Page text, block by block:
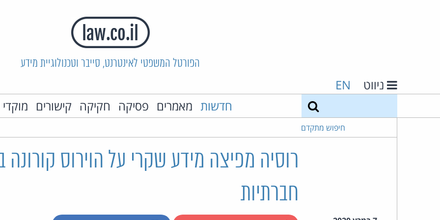
הפורטל המשפטי לאינטרנט, סייבר וטכנולוגיית מידע
ניווט EN
חדשות מאמרים פסיקה חקיקה קישורים
חיפוש מתקדם
רוסיה מפיצה מידע שקרי על הוירוס
חברתיות